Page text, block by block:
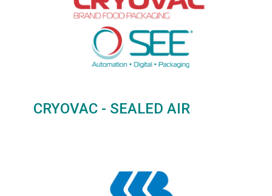
CRYOVAC - SEALED AIR